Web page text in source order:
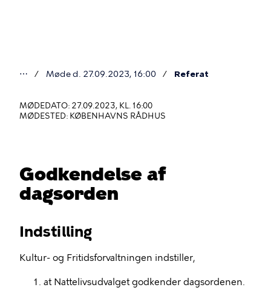
er
her
⋯ Møde d. 27.09.2023, 16:00 Referat
MØDEDATO: 27.09.2023, KL. 16:00
MØDESTED: KØBENHAVNS RÅDHUS
Godkendelse af
dagsorden
Indstilling
Kultur- og Fritidsforvaltningen indstiller,
at Nattelivsudvalget godkender dagsordenen.